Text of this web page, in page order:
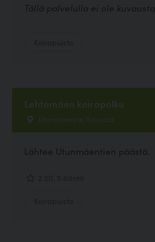
Tällä palvelulla ei ole kuvausta.
Lehtomäen koirapolku
Utunmäentie, Kouvola
Lähtee Utunmäentien päästä.